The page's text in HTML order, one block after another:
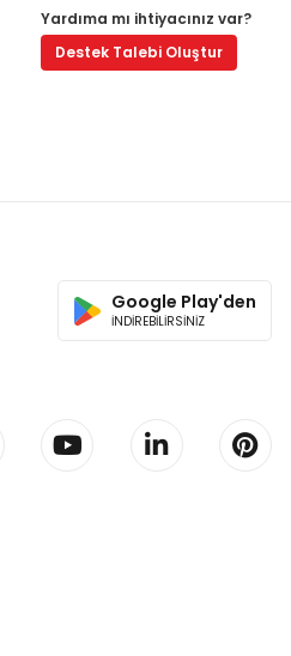
Yardıma mı ihtiyacınız var?
Destek Talebi Oluştur
Google Play'den
İNDİREBİLİRSİNİZ